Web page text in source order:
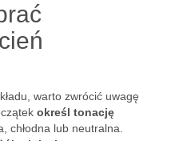
warto zwrócić uwagę
określ tonację
chłodna lub neutralna.